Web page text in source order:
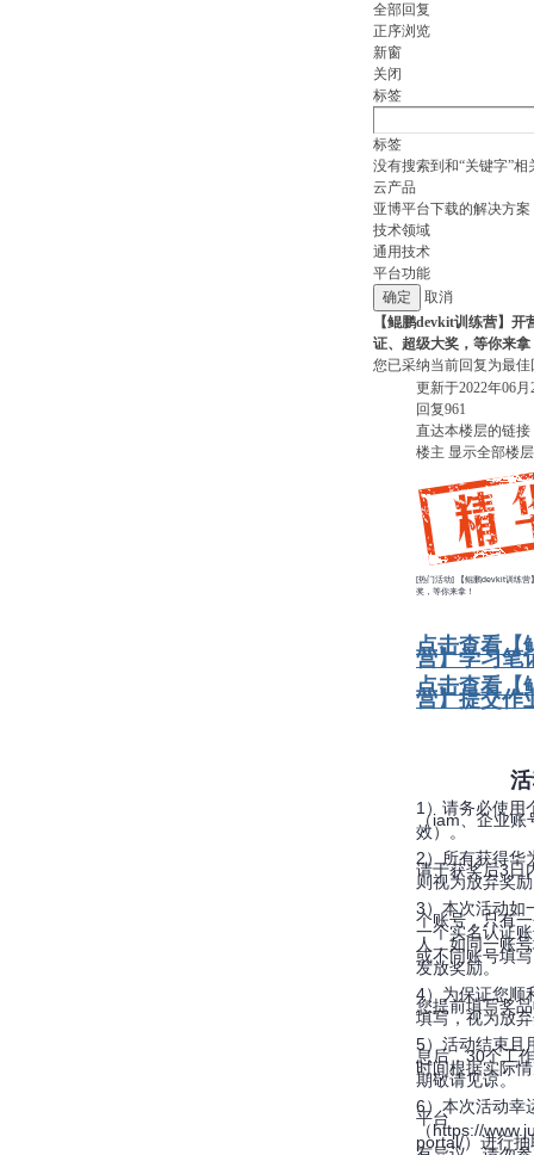
全部回复
正序浏览
新窗
关闭
标签
标签
没有搜索到和“关键字”相
云产品
亚博平台下载的解决方案
技术领域
通用技术
平台功能
取消
【鲲鹏devkit训练营】
证、超级大奖，等你来
您已采纳当前回复为最佳
更新于2022年06月
回复961
直达本楼层的链接
楼主 显示全部楼层
[热门活动] 【鲲鹏devkit训练营
奖，等你来拿！
点击查看【
营】学习笔
点击查看【
营】提交作
1）请务必使用
（iam、企业账
效）。
2）所有获得华
请于获奖后3日
则视为放弃奖
3）本次活动如
个账号，只有
一个实名认证
人，如同一账
或不同账号填
发放奖励。
4）为保证您顺
您提前填写奖
填写，视为放
5）活动结束且
息后，30个工
时间根据实际
期敬请见谅。
6）本次活动幸
平台
（https://
portal/）进行